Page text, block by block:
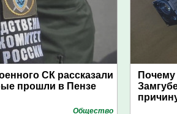
СК рассказали
прошли в Пензе
Общество